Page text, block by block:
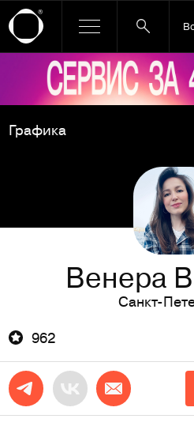
Ссылка баннера
Графика
Венера
Санкт-
962